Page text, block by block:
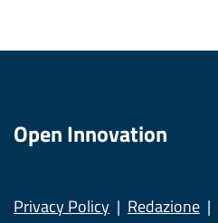
Open Innovation
Privacy Policy Redazione